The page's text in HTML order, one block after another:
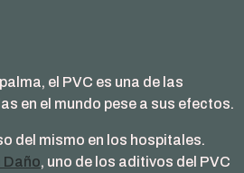
el PVC es una de las
en el mundo pese a sus efectos.
del mismo en los hospitales.
Daño, uno de los aditivos del PVC